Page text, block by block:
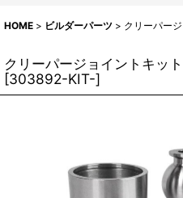
HOME > ビルダーパーツ > クリーパー
クリーパージョイントキッ
[303892-KIT-]